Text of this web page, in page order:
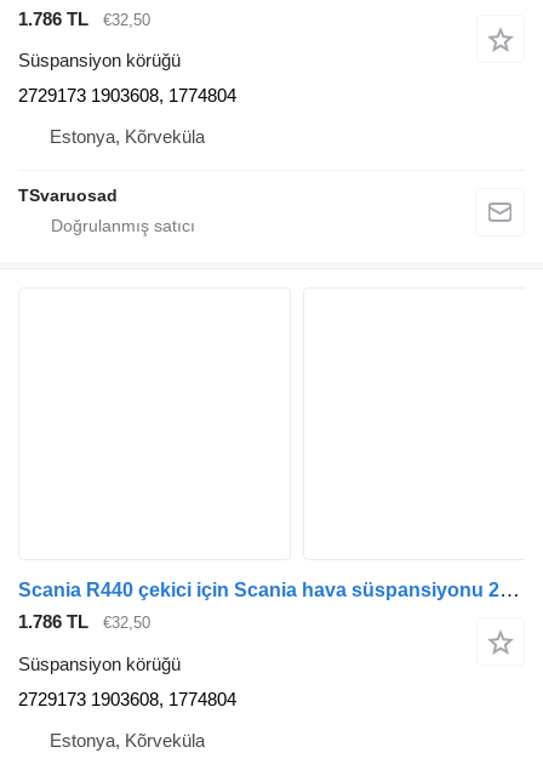
1.786 TL €32,50
Süspansiyon körüğü
2729173 1903608, 1774804
Estonya, Kõrveküla
TSvaruosad
Scania R440 çekici için Scania hava süspansiyonu 2729173 süspansiyon körüğü
1.786 TL €32,50
Süspansiyon körüğü
2729173 1903608, 1774804
Estonya, Kõrveküla